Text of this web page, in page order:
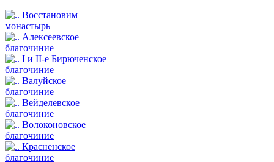
Восстановим
монастырь
Алексеевское
благочиние
I и II-е Бирюченское
благочиние
Валуйское
благочиние
Вейделевское
благочиние
Волоконовское
благочиние
Красненское
благочиние